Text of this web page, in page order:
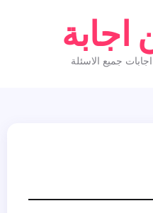
جميع الاسئلة